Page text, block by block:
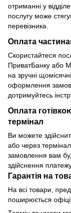
отриманні у
послугу може
перевізника.
Оплата
Скористайтеся
ПриватБанку або
на зручні
оформлення
дотримуйтесь
Оплата
термінал
Ви можете
або через
замовлення вам
здійснення
Гарантія на
На всі товари,
поширюється